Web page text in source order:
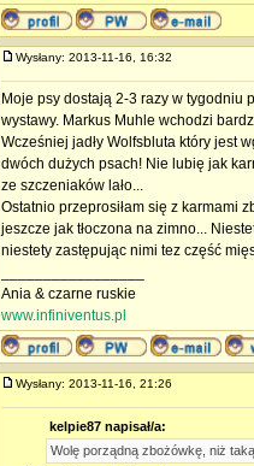
Wysłany: 2013-11-16, 16:32
Moje psy dostają 2-3 razy w tygodniu
wystawy. Markus Muhle wchodzi
Wcześniej jadły Wolfsbluta który jest
dwóch dużych psach! Nie lubię jak
ze szczeniaków lało...
Ostatnio przeprosiłam się z karmami
jeszcze jak tłoczona na zimno...
niestety zastępując nimi tez część
Ania & czarne ruskie
www.infiniventus.pl
Wysłany: 2013-11-16, 21:26
kelpie87 napisał/a:
Wolę porządną zbożówkę, niż